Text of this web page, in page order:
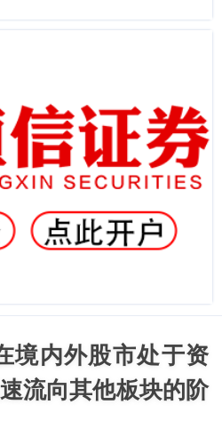
境内外股市处于资
流向其他板块的阶